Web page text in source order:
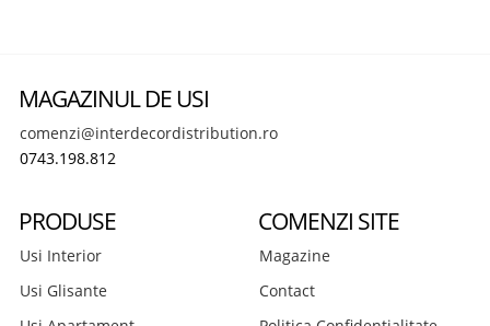
MAGAZINUL DE USI
comenzi@interdecordistribution.ro
0743.198.812
PRODUSE
Usi Interior
Usi Glisante
COMENZI SITE
Magazine
Contact